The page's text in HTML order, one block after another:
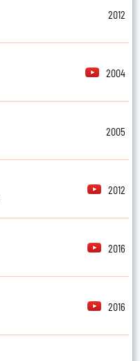
2012
2004
2005
2012
2016
2016